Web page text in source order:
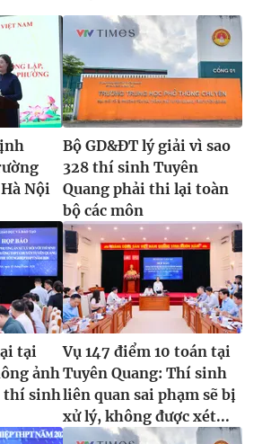
Nội
Bộ GD&ĐT lý giải vì sao
328 thí sinh Tuyên
Quang phải thi lại toàn
bộ các môn
tại
ảnh
thí sinh
Vụ 147 điểm 10 toán tại
Tuyên Quang: Thí sinh
liên quan sai phạm sẽ bị
xử lý, không được xét...